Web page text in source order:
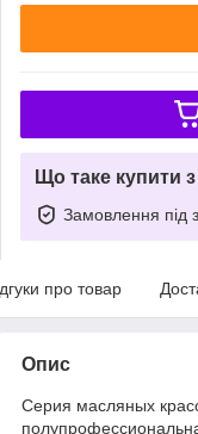
Що таке купити
Замовлення під
про товар
Опис
Серия масляных